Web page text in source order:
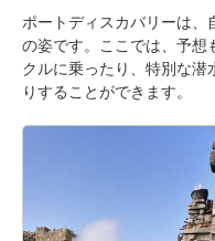
ポートディスカバリーは
の姿です。ここでは、予想
クルに乗ったり、特別な潜
りすることができます。